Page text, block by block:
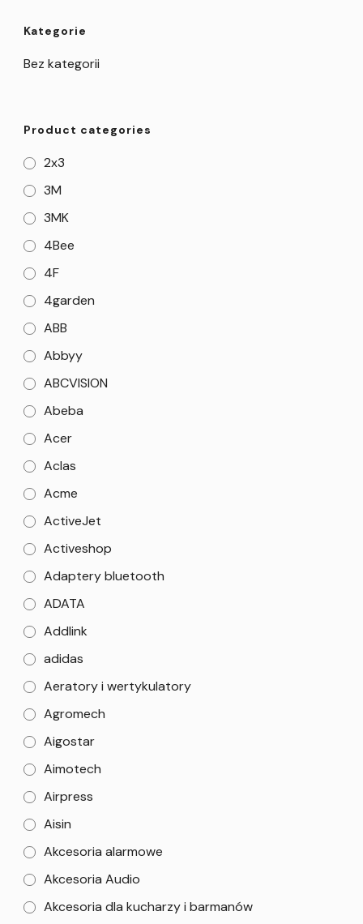
Kategorie
Bez kategorii
Product categories
2x3
3M
3MK
4Bee
4F
4garden
ABB
Abbyy
ABCVISION
Abeba
Acer
Aclas
Acme
ActiveJet
Activeshop
Adaptery bluetooth
ADATA
Addlink
adidas
Aeratory i wertykulatory
Agromech
Aigostar
Aimotech
Airpress
Aisin
Akcesoria alarmowe
Akcesoria Audio
Akcesoria dla kucharzy i barmanów